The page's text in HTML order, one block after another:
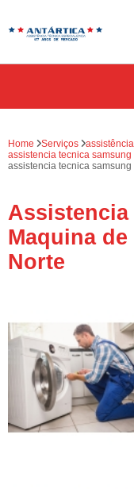
Home Serviços
assistencia tecnica
assistencia tecnica
Assistencia
Maquina
Norte